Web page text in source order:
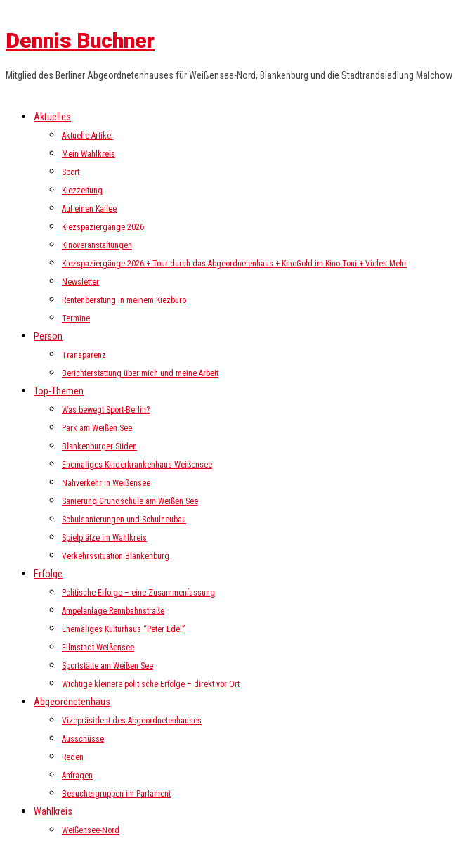
Dennis Buchner
Mitglied des Berliner Abgeordnetenhauses für Weißensee-Nord, Blankenburg und die Stadtrandsiedlung Malchow
Aktuelles
Aktuelle Artikel
Mein Wahlkreis
Sport
Kiezzeitung
Auf einen Kaffee
Kiezspaziergänge 2026
Kinoveranstaltungen
Kiezspaziergänge 2026 + Tour durch das Abgeordnetenhaus + KinoGold im Kino Toni + Vieles Mehr
Newsletter
Rentenberatung in meinem Kiezbüro
Termine
Person
Transparenz
Berichterstattung über mich und meine Arbeit
Top-Themen
Was bewegt Sport-Berlin?
Park am Weißen See
Blankenburger Süden
Ehemaliges Kinderkrankenhaus Weißensee
Nahverkehr in Weißensee
Sanierung Grundschule am Weißen See
Schulsanierungen und Schulneubau
Spielplätze im Wahlkreis
Verkehrssituation Blankenburg
Erfolge
Politische Erfolge – eine Zusammenfassung
Ampelanlage Rennbahnstraße
Ehemaliges Kulturhaus “Peter Edel”
Filmstadt Weißensee
Sportstätte am Weißen See
Wichtige kleinere politische Erfolge – direkt vor Ort
Abgeordnetenhaus
Vizepräsident des Abgeordnetenhauses
Ausschüsse
Reden
Anfragen
Besuchergruppen im Parlament
Wahlkreis
Weißensee-Nord